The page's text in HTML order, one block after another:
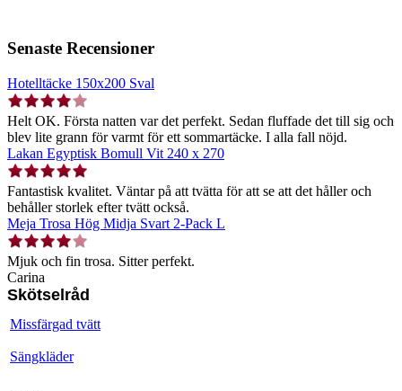
Senaste Recensioner
Hotelltäcke 150x200 Sval
Helt OK. Första natten var det perfekt. Sedan fluffade det till sig och
blev lite grann för varmt för ett sommartäcke. I alla fall nöjd.
Lakan Egyptisk Bomull Vit 240 x 270
Fantastisk kvalitet. Väntar på att tvätta för att se att det håller och
behåller storlek efter tvätt också.
Meja Trosa Hög Midja Svart 2-Pack L
Mjuk och fin trosa. Sitter perfekt.
Carina
Skötselråd
Missfärgad tvätt
Sängkläder